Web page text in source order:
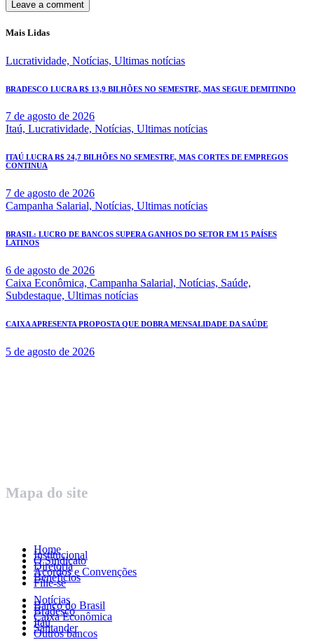
Mais Lidas
Lucratividade, Notícias, Ultimas notícias
BRADESCO LUCRA R$ 13,9 BILHÕES NO SEMESTRE, MAS SEGUE DEMITINDO
7 de agosto de 2026
Itaú, Lucratividade, Notícias, Ultimas notícias
ITAÚ LUCRA R$ 24,7 BILHÕES NO SEMESTRE, MAS CORTES DE EMPREGOS
CONTINUA
7 de agosto de 2026
Campanha Salarial, Notícias, Ultimas notícias
BRASIL: LUCRO DE BANCOS SUPERA GANHOS DO SETOR EM 15 PAÍSES
LATINOS
6 de agosto de 2026
Caixa Econômica, Campanha Salarial, Notícias, Saúde,
Subdestaque, Ultimas notícias
CAIXA APRESENTA PROPOSTA QUE DOBRA MENSALIDADE DA SAÚDE
5 de agosto de 2026
Mapa do site
Home
Institucional
O Sindicato
Diretoria
Acordos e Convenções
Benefícios
Filie-se
Notícias
Banco do Brasil
Bradesco
Caixa Econômica
Itaú
Santander
Outros bancos